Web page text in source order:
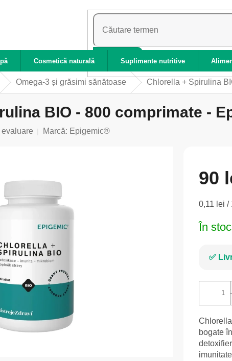
CĂUTARE
Cosmetică naturală Suplimente nutritive
Omega-3 și grăsimi sănătoase Chlorella + Spirulina
BIO - 800 comprimate -
Marcă: Epigemic®
90
Evaluare
0,11 lei /
În stoc
bogate